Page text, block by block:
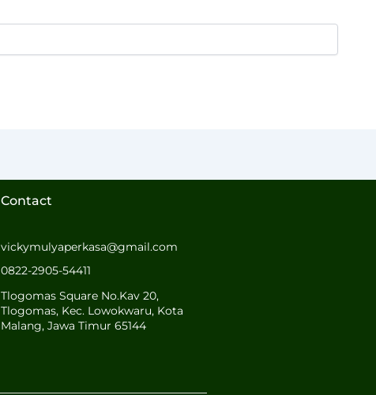
Contact
vickymulyaperkasa@gmail.com
0822-2905-54411
Tlogomas Square No.Kav 20,
Tlogomas, Kec. Lowokwaru, Kota
Malang, Jawa Timur 65144